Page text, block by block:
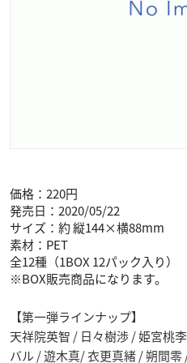
価格：220円
発売日：2020/05/22
サイズ：約 縦144×横88mm
素材：PET
全12種（1BOX 12パック入り）
※BOX販売商品になります。
【第一弾ラインナップ】
天祥院英智 / 日々樹渉 / 姫宮桃
バル / 遊木真/ 衣更真緒 / 朔間